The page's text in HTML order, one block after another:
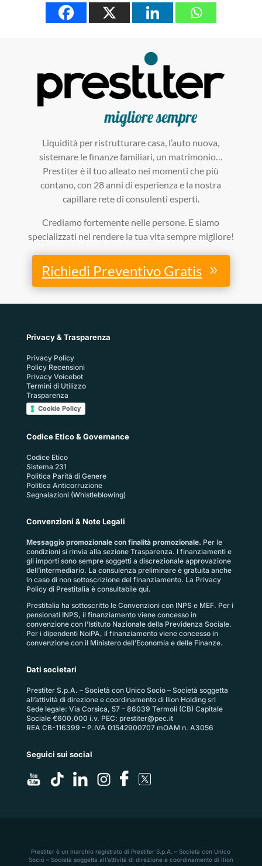
Liquidità per ristrutturare casa, l’auto nuova,
sistemare le finanze familiari, un matrimonio…
Prestiter è il tuo alleato nei momenti che più
contano, con 28 anni di esperienza e la nostra
capillare rete di consulenti esperti.
Crediamo fortemente nelle persone. E siamo
specializzati nel rendere la tua vita sempre migliore!
Richiedi Preventivo Gratis
Privacy & Trasparenza
Privacy Policy
Policy Recensioni
Privacy Voicebot
Termini di Utilizzo
Trasparenza
Cookie Policy
Codice Etico & Governance
Codice Etico
Sistema 231
Politica Parità di Genere
Politica Anticorruzione
Segnalazioni (Whistleblowing)
Convenzioni & Note Legali
Messaggio promozionale con finalità promozionale. Per le
condizioni si rinvia alla sezione Trasparenza. I finanziamenti e
gli importi sono sempre soggetti a discrezionale approvazione
dell’intermediario. La consulenza preliminare è gratuita anche
in caso di non sottoscrizione del finanziamento. La Privacy
Policy di Prestitalia è consultabile qui.
Prestitalia ha sottoscritto le Convenzioni con INPS e MEF. Per i
pensionati INPS, il finanziamento viene concesso in
convenzione con l’Istituto Nazionale della Previdenza Sociale.
Per i dipendenti NoiPA, il finanziamento viene concesso in
convenzione con il Ministero dell’Economia e delle Finanze.
Dati societari
Prestiter S.p.A. – Società con Unico Socio – Società soggetta
all’attività di direzione e coordinamento di Ilion Holding srl
Sede legale: Via Corsica, 57 – 86039 Termoli (CB) Capitale
Sociale €600.000 i.v. PEC: prestiter@pec.it
REA CB-116399 – P.IVA 01542900707 mOAM n. A3056
Seguici sui social
Prestiter è un marchio registrato di Prestiter S.p.A. – Società con Unico
Socio – Società soggetta all’attività di direzione e coordinamento di Ilion